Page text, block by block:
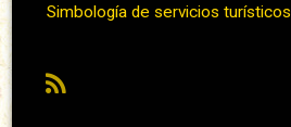
Simbología de servicios turísticos
RSS